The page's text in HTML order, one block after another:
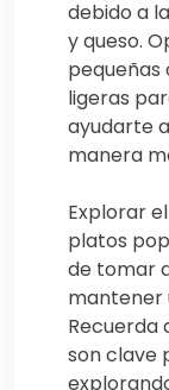
debido a
y queso.
pequeñas
ligeras
ayudarte
manera
Explorar
platos
de tomar
mantener
Recuerda
son clave